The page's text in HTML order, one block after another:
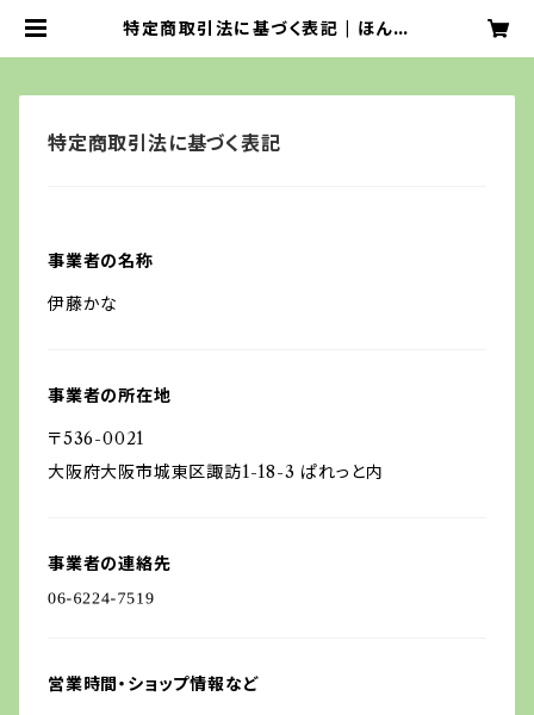
特定商取引法に基づく表記 | ほんわ
特定商取引法に基づく表記
事業者の名称
伊藤かな
事業者の所在地
〒536-0021
大阪府大阪市城東区諏訪1-18-3 ぱれっと内
事業者の連絡先
営業時間・ショップ情報など